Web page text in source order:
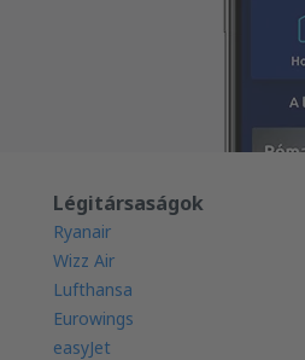
Légitársaságok
Ryanair
Wizz Air
Lufthansa
Eurowings
easyJet